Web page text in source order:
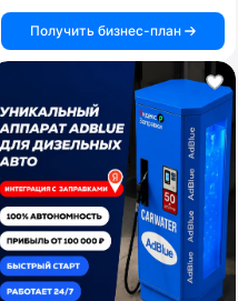
Получить бизнес-план